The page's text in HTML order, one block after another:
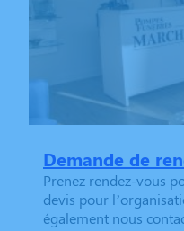
Demande de
Prenez rendez-vous
devis pour
également nous